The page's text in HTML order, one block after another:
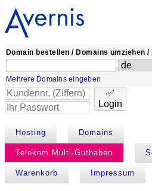
Domain bestellen / Domains umziehen
.
Mehrere Domains eingeben
✅
Login
Hosting Domains
Telekom Multi-Guthaben
Warenkorb Impressum